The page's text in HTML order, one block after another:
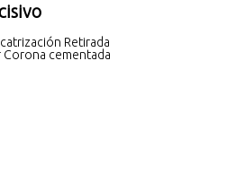
Retirada
Corona cementada